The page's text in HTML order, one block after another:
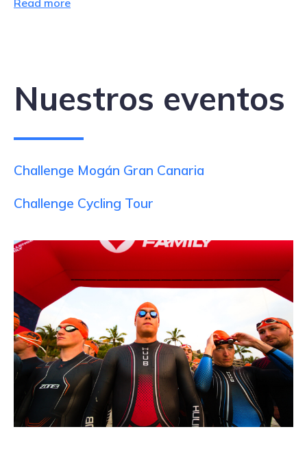
Nuestros eventos
Challenge Mogán Gran Canaria
Challenge Cycling Tour